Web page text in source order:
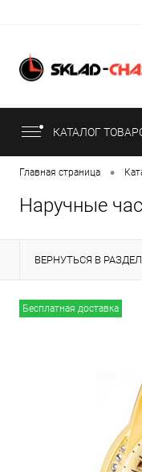
КАТАЛОГ
Главная страница •
Наручные
ВЕРНУТЬСЯ В РАЗДЕЛ
ИНФОРМАЦИЯ ОБ
Бесплатная доставка